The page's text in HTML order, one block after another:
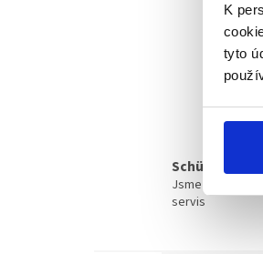
K
tyto
Schüco partner
Jsme oficiální
servis